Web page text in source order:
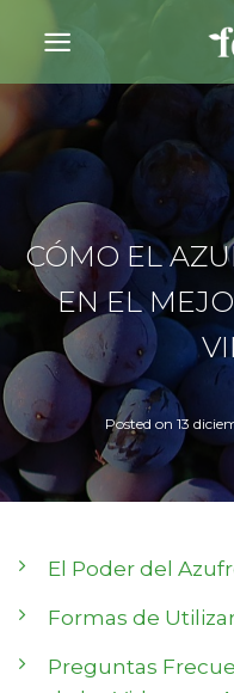
contenido
CÓMO EL
EN EL
Posted on 13
El Poder del
Formas de
Preguntas